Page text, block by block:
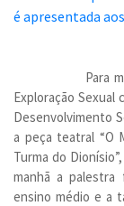
Para
Exploração Sexual
Desenvolvimento
a peça teatral “O
Turma do
manhã a
ensino médio e a